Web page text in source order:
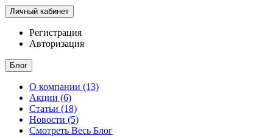
Личный кабинет
Регистрация
Авторизация
Блог
О компании (13)
Акции (6)
Статьи (18)
Новости (5)
Смотреть Весь Блог